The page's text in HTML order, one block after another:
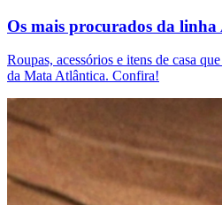
Os mais procurados da linha
Roupas, acessórios e itens de casa
da Mata Atlântica. Confira!